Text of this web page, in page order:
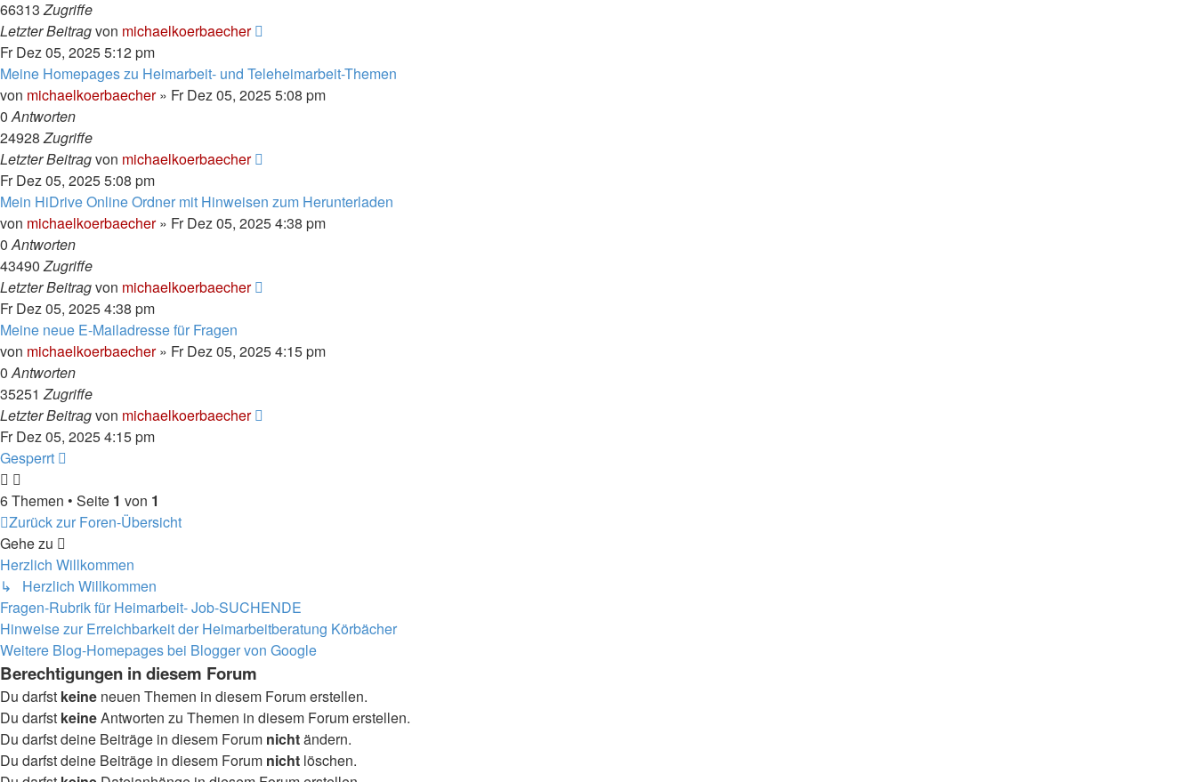
66313Zugriffe
Letzter Beitragvon michaelkoerbaecher
Fr Dez 05, 2025 5:12 pm
Meine Homepages zu Heimarbeit- und Teleheimarbeit-Themen
von michaelkoerbaecher» Fr Dez 05, 2025 5:08 pm
0Antworten
24928Zugriffe
Letzter Beitragvon michaelkoerbaecher
Fr Dez 05, 2025 5:08 pm
Mein HiDrive Online Ordner mit Hinweisen zum Herunterladen
von michaelkoerbaecher» Fr Dez 05, 2025 4:38 pm
0Antworten
43490Zugriffe
Letzter Beitragvon michaelkoerbaecher
Fr Dez 05, 2025 4:38 pm
Meine neue E-Mailadresse für Fragen
von michaelkoerbaecher» Fr Dez 05, 2025 4:15 pm
0Antworten
35251Zugriffe
Letzter Beitragvon michaelkoerbaecher
Fr Dez 05, 2025 4:15 pm
Gesperrt
6 Themen • Seite 1 von 1
Zurück zur Foren-Übersicht
Gehe zu
Herzlich Willkommen
↳ Herzlich Willkommen
Fragen-Rubrik für Heimarbeit- Job-SUCHENDE
Hinweise zur Erreichbarkeit der Heimarbeitberatung Körbächer
Weitere Blog-Homepages bei Blogger von Google
Berechtigungen in diesem Forum
Du darfst keine neuen Themen in diesem Forum erstellen.
Du darfst keineAntworten zu Themen in diesem Forum erstellen.
Du darfst deine Beiträge in diesem Forum nichtändern.
Du darfst deine Beiträge in diesem Forum nicht löschen.